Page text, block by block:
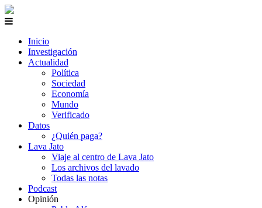
Inicio
Investigación
Actualidad
Política
Sociedad
Economía
Mundo
Verificado
Datos
¿Quién paga?
Lava Jato
Viaje al centro de Lava Jato
Los archivos del lavado
Todas las notas
Podcast
Opinión